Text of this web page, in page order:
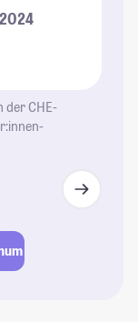
der CHE-